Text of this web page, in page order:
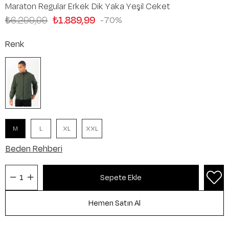
Maraton Regular Erkek Dik Yaka Yeşil Ceket
70
₺6.299,99 ₺1.889,99
Renk
M L XL XXL
Beden Rehberi